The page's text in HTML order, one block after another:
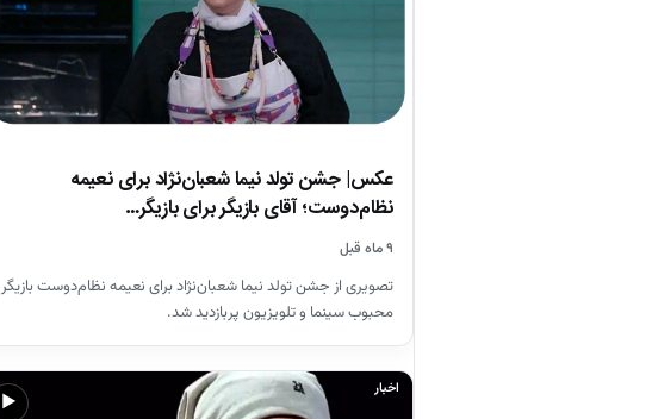
عکس| جشن تولد نیما شعبان‌نژاد برای نعیمه
نظام‌دوست؛ آقای بازیگر برای بازیگر…
۹ ماه قبل
تصویری از جشن تولد نیما شعبان‌نژاد برای نعیمه نظام‌دوست بازیگر
محبوب سینما و تلویزیون پربازدید شد.
▶
اخبار